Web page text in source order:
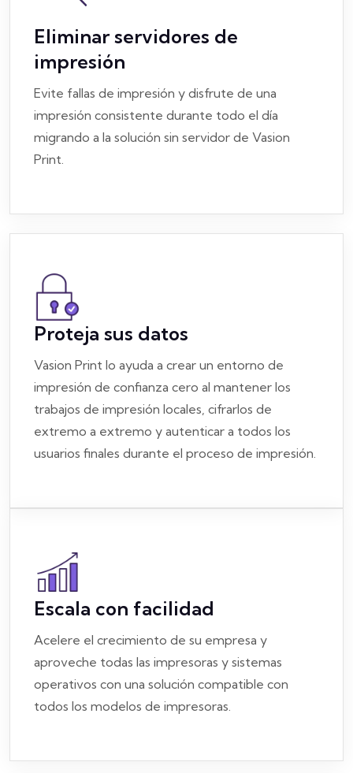
Eliminar servidores de
impresión
Evite fallas de impresión y disfrute de una
impresión consistente durante todo el día
migrando a la solución sin servidor de Vasion
Print.
Proteja sus datos
Vasion Print lo ayuda a crear un entorno de
impresión de confianza cero al mantener los
trabajos de impresión locales, cifrarlos de
extremo a extremo y autenticar a todos los
usuarios finales durante el proceso de impresión.
Escala con facilidad
Acelere el crecimiento de su empresa y
aproveche todas las impresoras y sistemas
operativos con una solución compatible con
todos los modelos de impresoras.